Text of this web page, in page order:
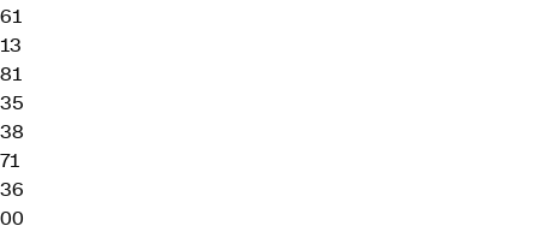
61
13
81
35
38
71
36
00